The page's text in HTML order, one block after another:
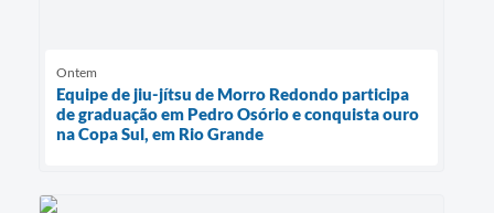
Ontem
Equipe de jiu-jítsu de Morro Redondo participa
de graduação em Pedro Osório e conquista ouro
na Copa Sul, em Rio Grande